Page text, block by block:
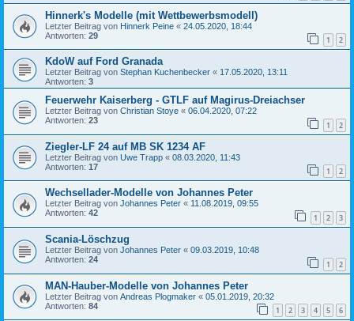
Hinnerk's Modelle (mit Wettbewerbsmodell)
Letzter Beitrag von Hinnerk Peine « 24.05.2020, 18:44
Antworten: 29 1 2
KdoW auf Ford Granada
Letzter Beitrag von Stephan Kuchenbecker « 17.05.2020, 13:11
Antworten: 3
Feuerwehr Kaiserberg - GTLF auf Magirus-Dreiachser
Letzter Beitrag von Christian Stoye « 06.04.2020, 07:22
Antworten: 23 1 2
Ziegler-LF 24 auf MB SK 1234 AF
Letzter Beitrag von Uwe Trapp « 08.03.2020, 11:43
Antworten: 17 1 2
Wechsellader-Modelle von Johannes Peter
Letzter Beitrag von Johannes Peter « 11.08.2019, 09:55
Antworten: 42 1 2 3
Scania-Löschzug
Letzter Beitrag von Johannes Peter « 09.03.2019, 10:48
Antworten: 24 1 2
MAN-Hauber-Modelle von Johannes Peter
Letzter Beitrag von Andreas Plogmaker « 05.01.2019, 20:32
Antworten: 84 1 2 3 4 5 6